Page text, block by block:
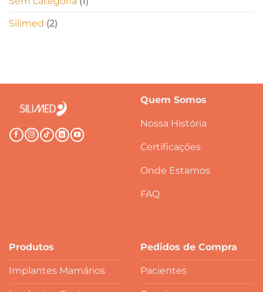
Silimed (2)
Quem Somos
Nossa História
Certificações
Onde Estamos
FAQ
Produtos
Implantes Mamários
Pedidos de Compra
Pacientes